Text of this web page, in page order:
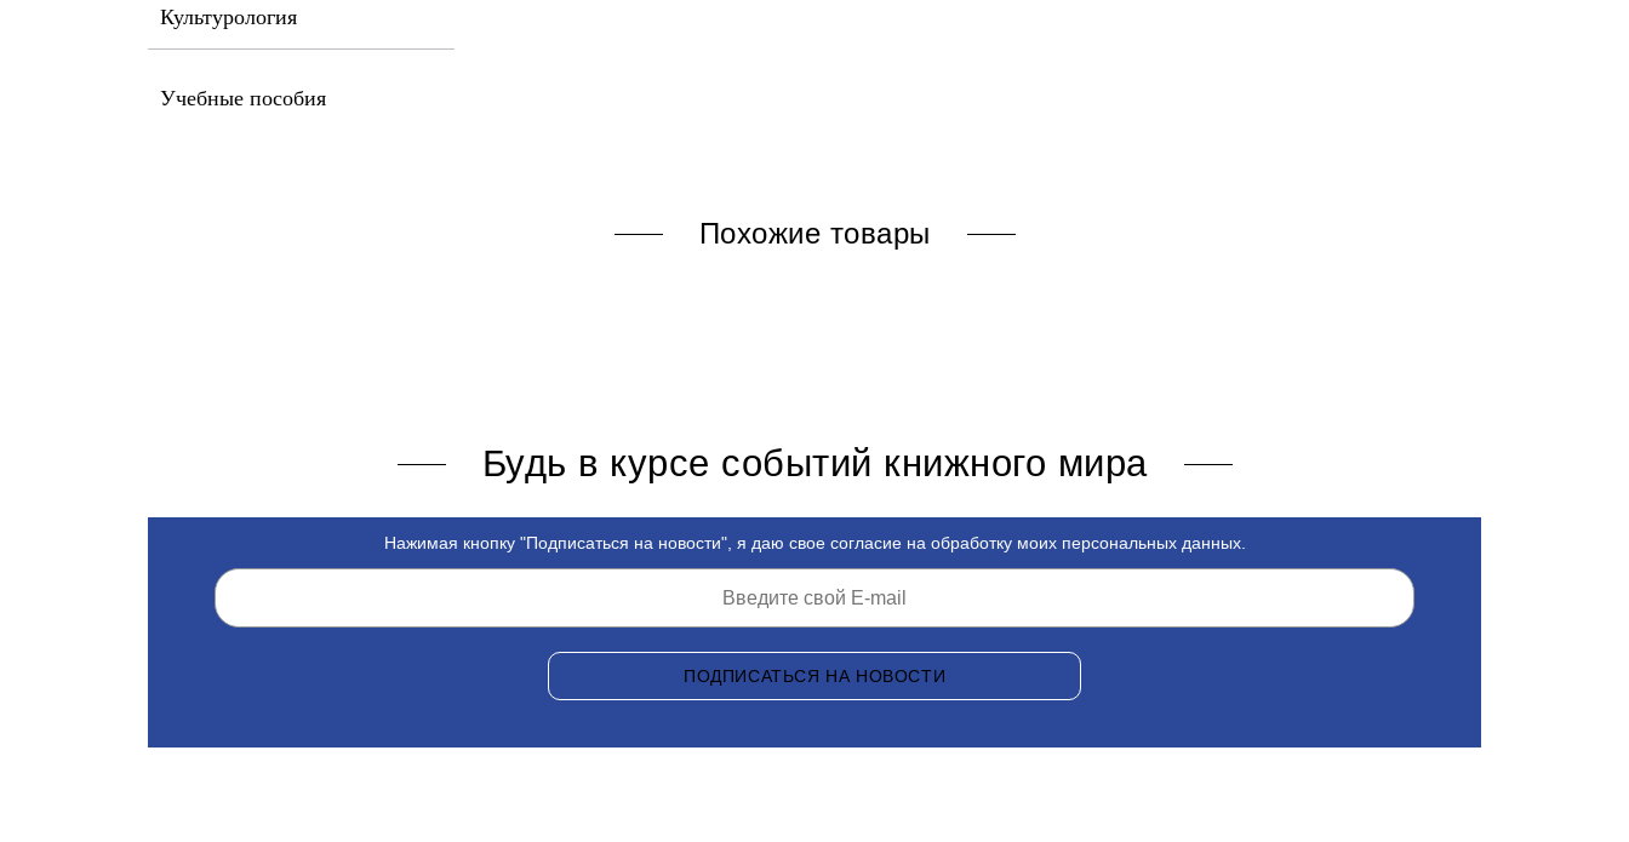
Культурология
Учебные пособия
Похожие товары
Будь в курсе событий книжного мира
Нажимая кнопку "Подписаться на новости", я даю свое согласие на обработку моих персональных данных.
ПОДПИСАТЬСЯ НА НОВОСТИ